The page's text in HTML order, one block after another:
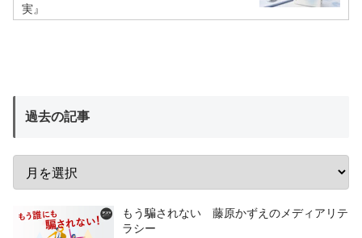
実』
過去の記事
もう騙されない 藤原かずえのメディアリテ
ラシー